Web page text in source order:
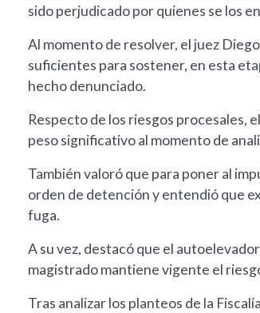
sido perjudicado por quienes se los
Al momento de resolver, el juez
suficientes para sostener, en esta
hecho denunciado.
Respecto de los riesgos procesales,
peso significativo al momento de
También valoró que para poner al
orden de detención y entendió que
fuga.
A su vez, destacó que el
magistrado mantiene vigente el
Tras analizar los planteos de la